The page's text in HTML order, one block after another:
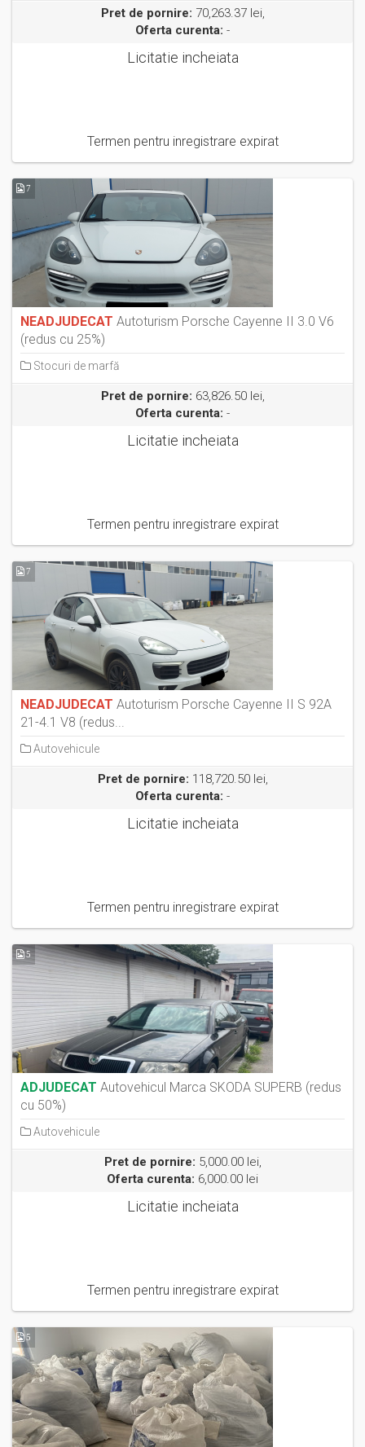
Pret de pornire: 70,263.37 lei,
Oferta curenta: -
Licitatie incheiata
Termen pentru inregistrare expirat
7
NEADJUDECAT Autoturism Porsche Cayenne II 3.0 V6
(redus cu 25%)
Stocuri de marfă
Pret de pornire: 63,826.50 lei,
Oferta curenta: -
Licitatie incheiata
Termen pentru inregistrare expirat
7
NEADJUDECAT Autoturism Porsche Cayenne II S 92A
21-4.1 V8 (redus...
Autovehicule
Pret de pornire: 118,720.50 lei,
Oferta curenta: -
Licitatie incheiata
Termen pentru inregistrare expirat
5
ADJUDECAT Autovehicul Marca SKODA SUPERB (redus
cu 50%)
Autovehicule
Pret de pornire: 5,000.00 lei,
Oferta curenta: 6,000.00 lei
Licitatie incheiata
Termen pentru inregistrare expirat
5